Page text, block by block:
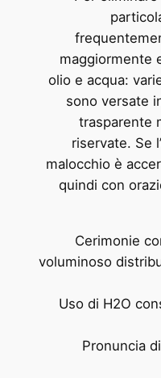
maggiormente
olio e acqua:
sono versate
trasparente
riservate. Se
malocchio è
quindi con
Cerimonie
voluminoso
Uso di H2O
Pronuncia